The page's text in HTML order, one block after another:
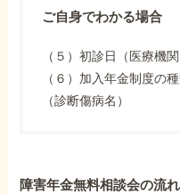
ご自身でわかる場合
（５）初診日（医療機
（６）加入年金制度の
（診断傷病名）
障害年金無料相談会の流れ